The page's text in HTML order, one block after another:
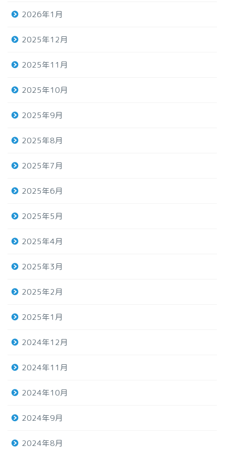
2026年1月
2025年12月
2025年11月
2025年10月
2025年9月
2025年8月
2025年7月
2025年6月
2025年5月
2025年4月
2025年3月
2025年2月
2025年1月
2024年12月
2024年11月
2024年10月
2024年9月
2024年8月